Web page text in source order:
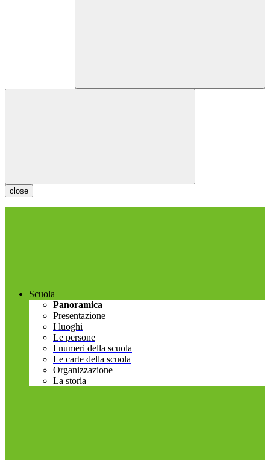
close
Scuola
Panoramica
Presentazione
I luoghi
Le persone
I numeri della scuola
Le carte della scuola
Organizzazione
La storia